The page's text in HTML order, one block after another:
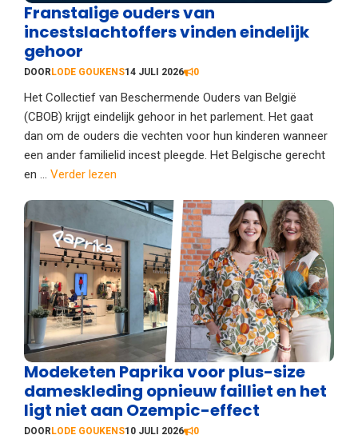
Franstalige ouders van
incestslachtoffers vinden eindelijk
gehoor
DOORLODE GOUKENS14 JULI 2026 0
Het Collectief van Beschermende Ouders van België
(CBOB) krijgt eindelijk gehoor in het parlement. Het gaat
dan om de ouders die vechten voor hun kinderen wanneer
een ander familielid incest pleegde. Het Belgische gerecht
en ... Verder lezen
Modeketen Paprika voor plus-size
dameskleding opnieuw failliet en het
ligt niet aan Ozempic-effect
DOORLODE GOUKENS10 JULI 2026 0